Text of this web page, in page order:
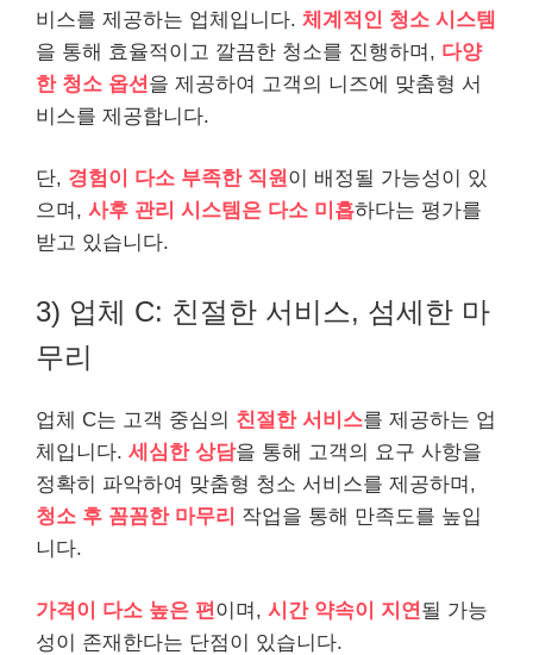
비스를 제공하는 업체입니다. 체계적인 청소 시스템
을 통해 효율적이고 깔끔한 청소를 진행하며, 다양
한 청소 옵션 을 제공하여 고객의 니즈에 맞춤형 서
비스를 제공합니다.
단, 경험이 다소 부족한 직원이 배정될 가능성이 있
으며, 사후 관리 시스템은 다소 미흡하다는 평가를
받고 있습니다.
3) 업체 C: 친절한 서비스, 섬세한 마
무리
업체 C는 고객 중심의 친절한 서비스를 제공하는 업
체입니다. 세심한 상담을 통해 고객의 요구 사항을
정확히 파악하여 맞춤형 청소 서비스를 제공하며,
청소 후 꼼꼼한 마무리 작업을 통해 만족도를 높입
니다.
가격이 다소 높은 편이며, 시간 약속이 지연될 가능
성이 존재한다는 단점이 있습니다.